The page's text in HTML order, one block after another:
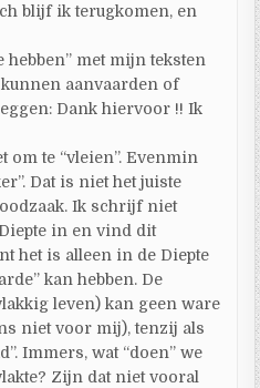
blijf ik terugkomen, en
hebben” met mijn teksten
aanvaarden of
Dank hiervoor !! Ik
te “vleien”. Evenmin
Dat is niet het juiste
Ik schrijf niet
in en vind dit
het is alleen in de Diepte
kan hebben. De
leven) kan geen ware
niet voor mij), tenzij als
Immers, wat “doen” we
Zijn dat niet vooral